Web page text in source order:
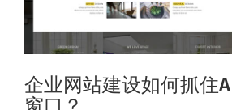
企业网站建设如何抓住